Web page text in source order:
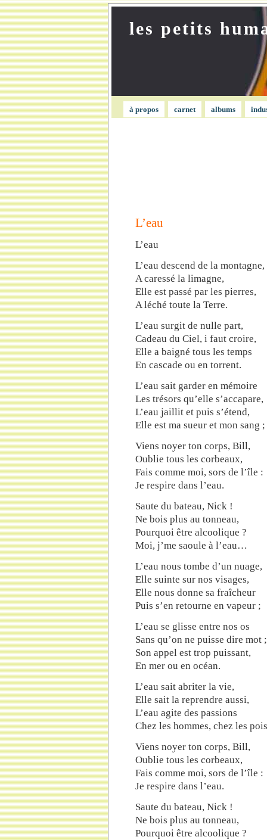
les petits
à propos carnet albums
L’eau
L’eau
L’eau descend de la montagne,
A caressé la limagne,
Elle est passé par les pierres,
A léché toute la Terre.
L’eau surgit de nulle part,
Cadeau du Ciel, i faut croire,
Elle a baigné tous les temps
En cascade ou en torrent.
L’eau sait garder en mémoire
Les trésors qu’elle s’accapare,
L’eau jaillit et puis s’étend,
Elle est ma sueur et mon sang ;
Viens noyer ton corps, Bill,
Oublie tous les corbeaux,
Fais comme moi, sors de l’île :
Je respire dans l’eau.
Saute du bateau, Nick !
Ne bois plus au tonneau,
Pourquoi être alcoolique ?
Moi, j’me saoule à l’eau…
L’eau nous tombe d’un nuage,
Elle suinte sur nos visages,
Elle nous donne sa fraîcheur
Puis s’en retourne en vapeur ;
L’eau se glisse entre nos os
Sans qu’on ne puisse dire mot ;
Son appel est trop puissant,
En mer ou en océan.
L’eau sait abriter la vie,
Elle sait la reprendre aussi,
L’eau agite des passions
Chez les hommes, chez les
Viens noyer ton corps, Bill,
Oublie tous les corbeaux,
Fais comme moi, sors de l’île :
Je respire dans l’eau.
Saute du bateau, Nick !
Ne bois plus au tonneau,
Pourquoi être alcoolique ?